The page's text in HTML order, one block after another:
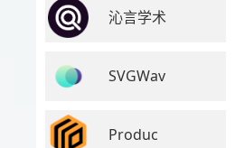
沁言学术
SVGWav
Produc